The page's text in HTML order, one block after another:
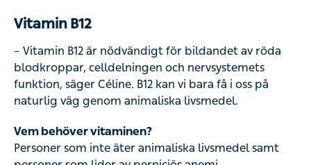
Vitamin B12
– Vitamin B12 är nödvändigt för bildandet av röda
blodkroppar, celldelningen och nervsystemets
funktion, säger Céline. B12 kan vi bara få i oss på
naturlig väg genom animaliska livsmedel.
Vem behöver vitaminen?
Personer som inte äter animaliska livsmedel samt